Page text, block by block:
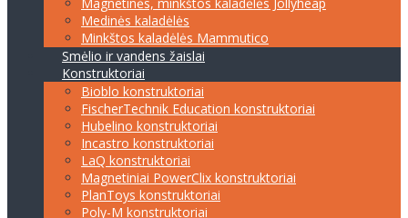
Medinės kaladėlės
Minkštos kaladėlės Mammutico
Smėlio ir vandens žaislai
Konstruktoriai
Bioblo konstruktoriai
FischerTechnik Education konstruktoriai
Hubelino konstruktoriai
Incastro konstruktoriai
LaQ konstruktoriai
Magnetiniai PowerClix konstruktoriai
PlanToys konstruktoriai
Poly-M konstruktoriai